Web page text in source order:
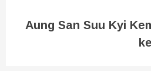
Aung San Suu Kyi